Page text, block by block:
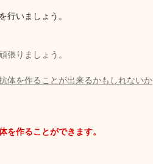
行いましょう。
張りましょう。
体を作ることが出来るかもしれないか
を作ることができます。